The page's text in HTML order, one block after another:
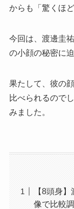
からも「驚くほ
今回は、渡邊圭
の小顔の秘密に迫
果たして、彼の
比べられるので
みました。
【8頭身
像で比較調